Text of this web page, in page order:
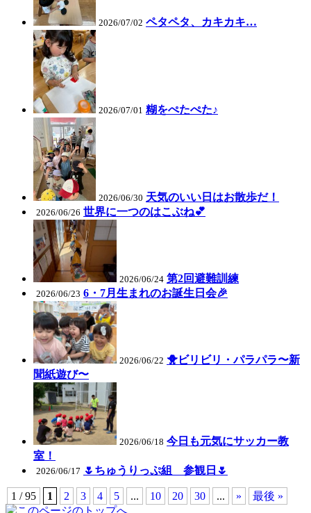
2026/07/02 ペタペタ、カキカキ…
2026/07/01 糊をぺたぺた♪
2026/06/30 天気のいい日はお散歩だ！
2026/06/26 世界に一つのはこぶね💕
2026/06/24 第2回避難訓練
2026/06/23 6・7月生まれのお誕生日会🎉
2026/06/22 🐥ビリビリ・パラパラ〜新
聞紙遊び〜
2026/06/18 今日も元気にサッカー教
室！
2026/06/17 🌷ちゅうりっぷ組 参観日🌷
1 / 95 1 2 3 4 5 ... 10 20 30 ... » 最後 »